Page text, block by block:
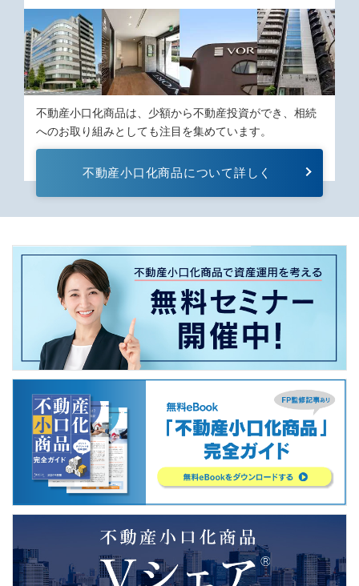
不動産⼩⼝化商品は、少額から不動産投資ができ、相続
へのお取り組みとしても注⽬を集めています。
不動産⼩⼝化商品について詳しく